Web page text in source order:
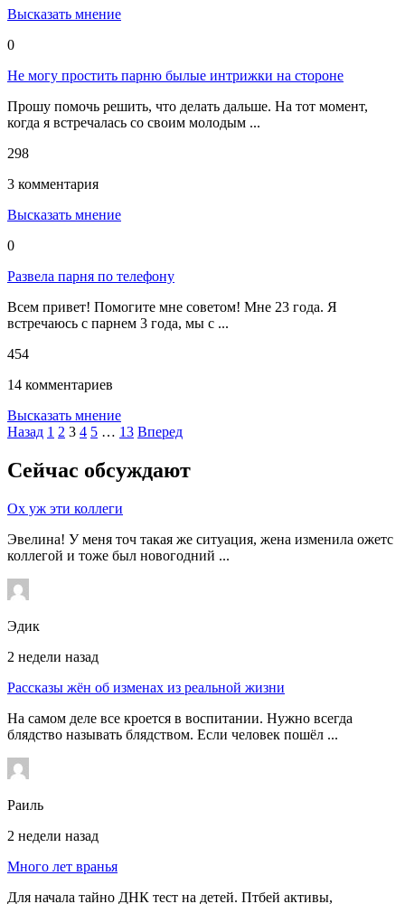
Высказать мнение
0
Не могу простить парню былые интрижки на стороне
Прошу помочь решить, что делать дальше. На тот момент,
когда я встречалась со своим молодым ...
298
3 комментария
Высказать мнение
0
Развела парня по телефону
Всем привет! Помогите мне советом! Мне 23 года. Я
встречаюсь с парнем 3 года, мы с ...
454
14 комментариев
Высказать мнение
Назад 1 2 3 4 5 … 13 Вперед
Сейчас обсуждают
Ох уж эти коллеги
Эвелина! У меня точ такая же ситуация, жена изменила ожетс
коллегой и тоже был новогодний ...
Эдик
2 недели назад
Рассказы жён об изменах из реальной жизни
На самом деле все кроется в воспитании. Нужно всегда
блядство называть блядством. Если человек пошёл ...
Раиль
2 недели назад
Много лет вранья
Для начала тайно ДНК тест на детей. Птбей активы,